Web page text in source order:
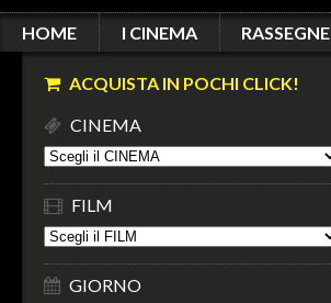
HOME I CINEMA RASSEGNE
ACQUISTA IN POCHI CLICK!
CINEMA
FILM
GIORNO